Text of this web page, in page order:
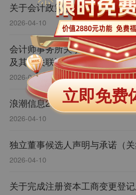
关于会计政策变更的公告
2026-04-10
会计师事务所关于公司2025年
及其他关联资金往来的专项说明
2026-04-10
浪潮信息2025年度内部控制审
2026-04-10
独立董事候选人声明与承诺（关
2026-04-10
关于完成注册资本工商变更登
立即免费